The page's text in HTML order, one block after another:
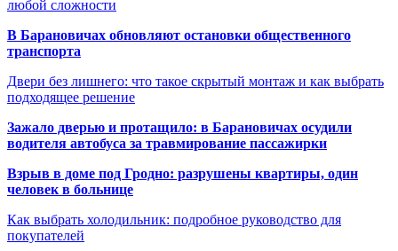
любой сложности
В Барановичах обновляют остановки общественного
транспорта
Двери без лишнего: что такое скрытый монтаж и как выбрать
подходящее решение
Зажало дверью и протащило: в Барановичах осудили
водителя автобуса за травмирование пассажирки
Взрыв в доме под Гродно: разрушены квартиры, один
человек в больнице
Как выбрать холодильник: подробное руководство для
покупателей